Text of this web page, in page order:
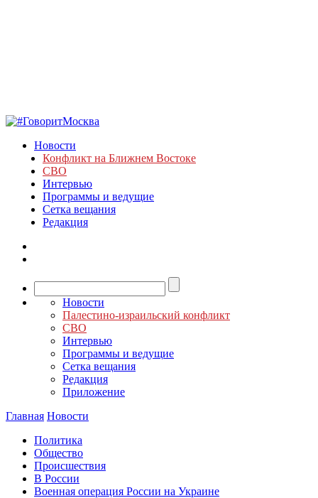
Новости
Конфликт на Ближнем Востоке
СВО
Интервью
Программы и ведущие
Сетка вещания
Редакция
Новости
Палестино-израильский конфликт
СВО
Интервью
Программы и ведущие
Сетка вещания
Редакция
Приложение
Главная Новости
Политика
Общество
Происшествия
В России
Военная операция России на Украине